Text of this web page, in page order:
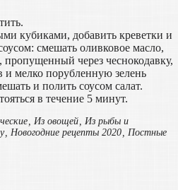
кубиками, добавить креветки и
смешать оливковое масло,
через чеснокодавку,
и мелко порубленную зелень
и полить соусом салат.
в течение 5 минут.
Из овощей
Из рыбы и
, Новогодние рецепты 2020 Постные